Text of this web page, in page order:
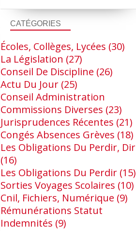
CATÉGORIES
Écoles, Collèges, Lycées (30)
La Législation (27)
Conseil De Discipline (26)
Actu Du Jour (25)
Conseil Administration
Commissions Diverses (23)
Jurisprudences Récentes (21)
Congés Absences Grèves (18)
Les Obligations Du Perdir, Dir
(16)
Les Obligations Du Perdir (15)
Sorties Voyages Scolaires (10)
Cnil, Fichiers, Numérique (9)
Rémunérations Statut
Indemnités (9)